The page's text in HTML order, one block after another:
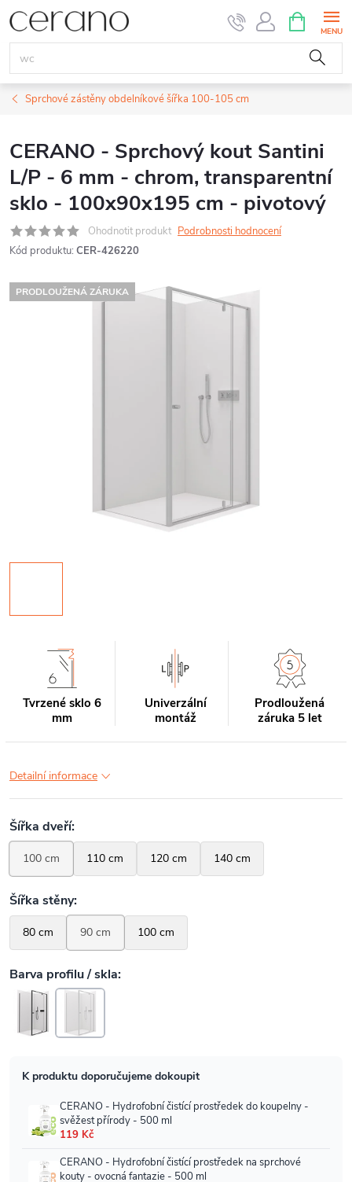
Přejít
na
obsah
NÁKUPNÍ
KOŠÍK
Sprchové zástěny obdelníkové šířka 100-105 cm
CERANO - Sprchový kout Santini
L/P - 6 mm - chrom, transparentní
sklo - 100x90x195 cm - pivotový
Ohodnotit produkt Podrobnosti hodnocení
Kód produktu: CER-426220
PRODLOUŽENÁ ZÁRUKA
Tvrzené sklo 6
mm
Univerzální
montáž
Prodloužená
záruka 5 let
Detailní informace